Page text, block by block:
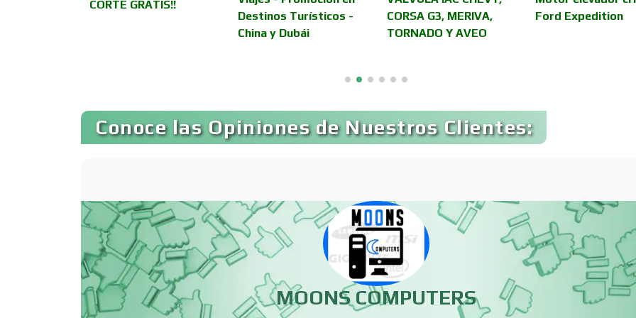
Autobuses Automatización
Usados
Bancos Banquetes Bares y Cantinas
Bordados y
Estampados
Boutiques Buceo
Cafeterías Cajas de Ahorro Cámaras de
CORTE GRATIS!!
Destinos Turísticos -
China y Dubái
CORSA G3, MERIVA,
TORNADO Y AVEO
Ford Expedition
Conoce las Opiniones de Nuestros Clientes:
MOONS COMPUTERS